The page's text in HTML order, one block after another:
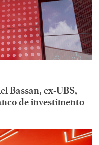
Bassan, ex-UBS,
de investimento